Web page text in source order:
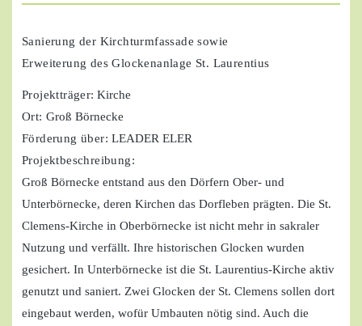
Sanierung der Kirchturmfassade sowie
Erweiterung des Glockenanlage St. Laurentius
Projektträger: Kirche
Ort: Groß Börnecke
Förderung über: LEADER ELER
Projektbeschreibung:
Groß Börnecke entstand aus den Dörfern Ober- und
Unterbörnecke, deren Kirchen das Dorfleben prägten. Die St.
Clemens-Kirche in Oberbörnecke ist nicht mehr in sakraler
Nutzung und verfällt. Ihre historischen Glocken wurden
gesichert. In Unterbörnecke ist die St. Laurentius-Kirche aktiv
genutzt und saniert. Zwei Glocken der St. Clemens sollen dort
eingebaut werden, wofür Umbauten nötig sind. Auch die